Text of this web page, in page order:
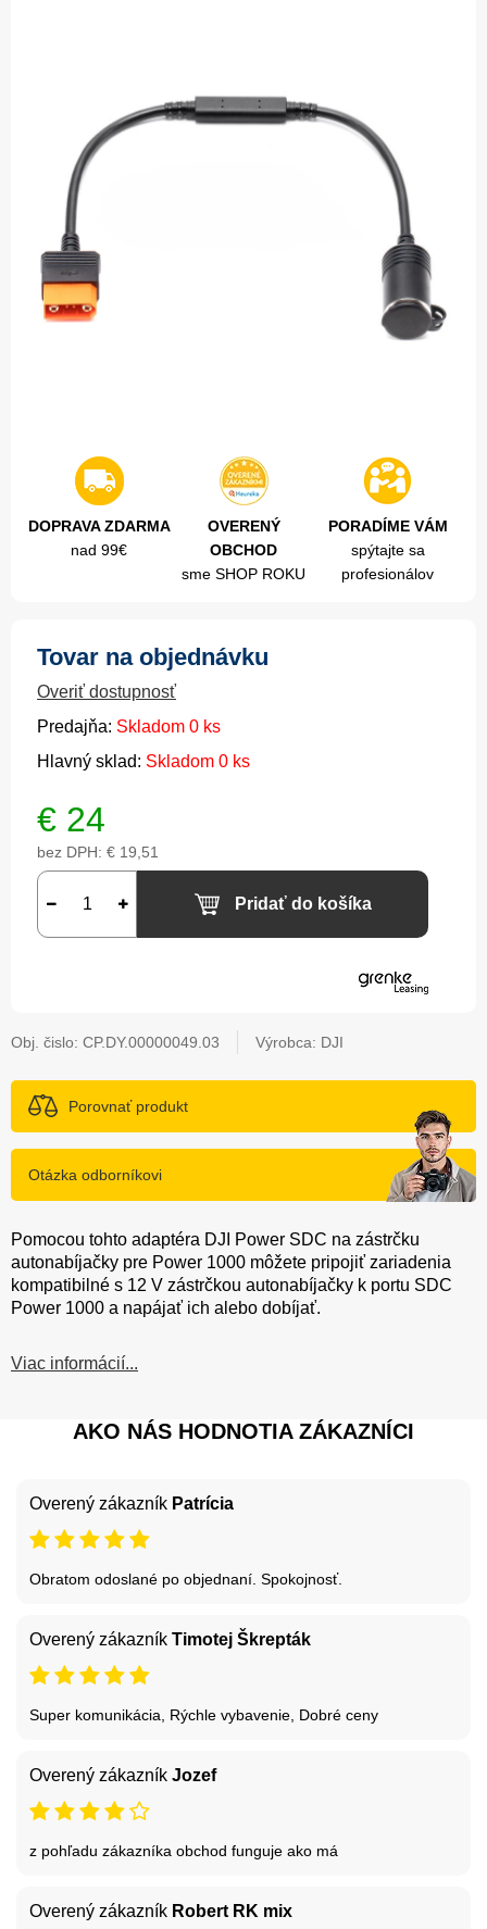
DOPRAVA ZDARMA
nad 99€
OVERENÝ
OBCHOD
sme SHOP ROKU
PORADÍME VÁM
spýtajte sa
profesionálov
Tovar na objednávku
Overiť dostupnosť
Predajňa: Skladom 0 ks
Hlavný sklad: Skladom 0 ks
€ 24
bez DPH: € 19,51
Pridať do košíka
Obj. čislo: CP.DY.00000049.03 Výrobca: DJI
Porovnať produkt
Otázka odborníkovi
Pomocou tohto adaptéra DJI Power SDC na zástrčku
autonabíjačky pre Power 1000 môžete pripojiť zariadenia
kompatibilné s 12 V zástrčkou autonabíjačky k portu SDC
Power 1000 a napájať ich alebo dobíjať.
Viac informácií...
AKO NÁS HODNOTIA ZÁKAZNÍCI
Overený zákazník Patrícia
Obratom odoslané po objednaní. Spokojnosť.
Overený zákazník Timotej Škrepták
Super komunikácia, Rýchle vybavenie, Dobré ceny
Overený zákazník Jozef
z pohľadu zákazníka obchod funguje ako má
Overený zákazník Robert RK mix